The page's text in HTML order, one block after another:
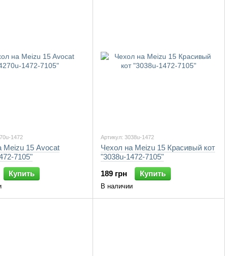
1472
Meizu 15 Avocat
7105"
Купить
Артикул: 3038u-1472
Чехол на Meizu 15 Красивый кот
"3038u-1472-7105"
189 грн
Купить
В наличии